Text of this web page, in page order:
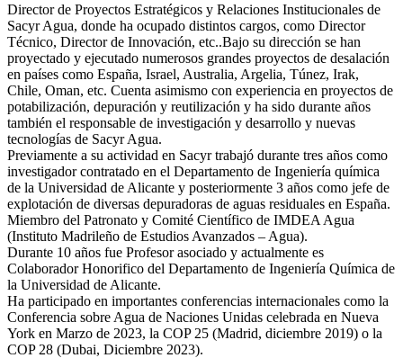
Director de Proyectos Estratégicos y Relaciones Institucionales de
Sacyr Agua, donde ha ocupado distintos cargos, como Director
Técnico, Director de Innovación, etc..Bajo su dirección se han
proyectado y ejecutado numerosos grandes proyectos de desalación
en países como España, Israel, Australia, Argelia, Túnez, Irak,
Chile, Oman, etc. Cuenta asimismo con experiencia en proyectos de
potabilización, depuración y reutilización y ha sido durante años
también el responsable de investigación y desarrollo y nuevas
tecnologías de Sacyr Agua.
Previamente a su actividad en Sacyr trabajó durante tres años como
investigador contratado en el Departamento de Ingeniería química
de la Universidad de Alicante y posteriormente 3 años como jefe de
explotación de diversas depuradoras de aguas residuales en España.
Miembro del Patronato y Comité Científico de IMDEA Agua
(Instituto Madrileño de Estudios Avanzados – Agua).
Durante 10 años fue Profesor asociado y actualmente es
Colaborador Honorifico del Departamento de Ingeniería Química de
la Universidad de Alicante.
Ha participado en importantes conferencias internacionales como la
Conferencia sobre Agua de Naciones Unidas celebrada en Nueva
York en Marzo de 2023, la COP 25 (Madrid, diciembre 2019) o la
COP 28 (Dubai, Diciembre 2023).